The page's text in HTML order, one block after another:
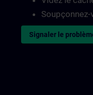
Signaler le